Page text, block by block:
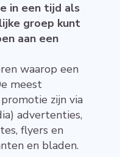
in een tijd als
groep kunt
aan een
waarop een
meest
zijn via
advertenties,
flyers en
en bladen.